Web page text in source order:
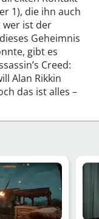
1), die ihn auch
wer ist der
Geheimnis
gibt es
Creed:
Alan Rikkin
das ist alles –